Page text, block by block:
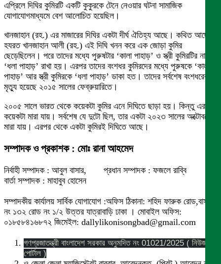
এপ্রিলে দিঘির কুমিরটি একটি কুকুরকে টেনে নেওয়ার ঘটনা সামাজিক
যোগাযোগমাধ্যমে বেশ আলোচিত হয়েছিল।
খানজাহান (রহ.) এর মাজারের দিঘির একটা দীর্ঘ ঐতিহ্য আছে। কথিত আছে,
হযরত খানজাহান আলী (রহ.) এই দিঘি খনন করে এক জোড়া কুমির
ছেড়েছিলেন। পরে তাদের মধ্যে পুরুষটার ‘কালা পাহাড়’ ও স্ত্রী কুমিরটির নাম
‘ধলা পাহাড়’ রাখা হয়। এরপর তাদের বংশধর কুমিরদের মধ্যে পুরুষকে ‘কালা
পাহাড়’ আর স্ত্রী কুমিরকে ‘ধলা পাহাড়’ ডাকা হত। তাদের সর্বশেষ বংশধরের
মৃত্যু হয়েছে ২০১৫ সালের ফেব্রুয়ারিতে।
২০০৫ সালে ভারত থেকে কয়েকটা কুমির এনে দিঘিতে ছাড়া হয়। কিন্তু এর
কয়েকটা মারা যায়। সর্বশেষ যে দুটো ছিল, তার একটা ২০২৩ সালের অক্টোবরে
মারা যায়। এরপর থেকে একটা কুমিরই দিঘিতে আছে।
সম্পাদক ও প্রকাশক : মোঃ রানা আহমেদ
নির্বাহী সম্পাদক : আবুল বাসার, প্রধান সম্পাদক : ফজলে রাব্বি
বার্তা সম্পাদক : মাহাবুব হোসেন
সম্পাদকীয় কার্যালয় সার্বিক যোগাযোগ :অফিস ঠিকানা: শহিদ ফারুক রোড,বাসা
নং ১৩২ রোড নং ১/২ উত্তর যাত্রাবাড়ি ঢাকা । মোবাইল অফিস:
০১৮৫৮৪১৬৮৭২ জিমেইল: dallylikonisongbad@gmail.com
গণপ্রজাতন্ত্রী বাংলাদেশ সরকার অনুমদিত নং 01021/2025 ( নিউজ
পোর্টাল )